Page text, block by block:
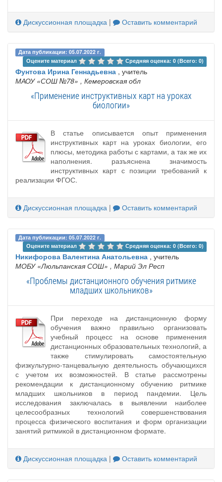
Дискуссионная площадка | Оставить комментарий
Дата публикации: 05.07.2022 г.
Оцените материал
Средняя оценка: 0 (Всего: 0)
Фунтова Ирина Геннадьевна , учитель
МАОУ «СОШ №78» , Кемеровская обл
«Применение инструктивных карт на уроках
биологии»
В статье описывается опыт применения
инструктивных карт на уроках биологии, его
плюсы, методика работы с картами, а так же их
наполнения. разъяснена значимость
инструктивных карт с позиции требований к
реализации ФГОС.
Дискуссионная площадка | Оставить комментарий
Дата публикации: 05.07.2022 г.
Оцените материал
Средняя оценка: 0 (Всего: 0)
Никифорова Валентина Анатольевна , учитель
МОБУ «Люльпанская СОШ» , Марий Эл Респ
«Проблемы дистанционного обучения ритмике
младших школьников»
При переходе на дистанционную форму
обучения важно правильно организовать
учебный процесс на основе применения
дистанционных образовательных технологий, а
также стимулировать самостоятельную
физкультурно-танцевальную деятельность обучающихся
с учетом их возможностей. В статье рассмотрены
рекомендации к дистанционному обучению ритмике
младших школьников в период пандемии. Цель
исследования заключалась в выявлении наиболее
целесообразных технологий совершенствования
процесса физического воспитания и форм организации
занятий ритмикой в дистанционном формате.
Дискуссионная площадка | Оставить комментарий